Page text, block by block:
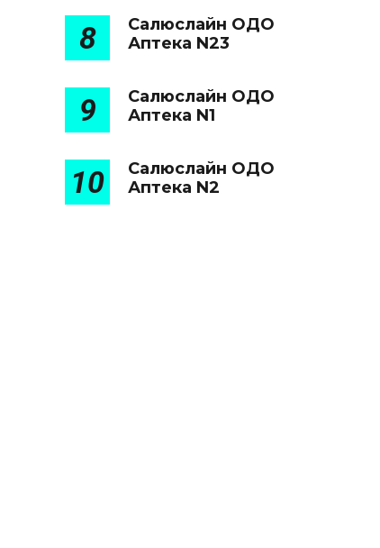
8
Салюслайн ОДО
Аптека N23
9
Салюслайн ОДО
Аптека N1
10
Салюслайн ОДО
Аптека N2